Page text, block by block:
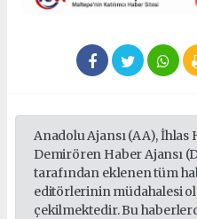
Anadolu Ajansı (AA), İhlas
Demirören Haber Ajansı
tarafından eklenen tüm
editörlerinin müdahalesi
çekilmektedir. Bu